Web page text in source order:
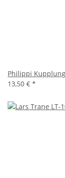
Philippi
13,50 € *